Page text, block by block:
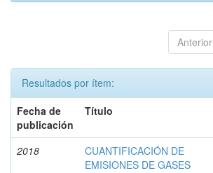
Anterior
Resultados por ítem:
Fecha de
publicación
Título
2018
CUANTIFICACIÓN DE
EMISIONES DE GASES